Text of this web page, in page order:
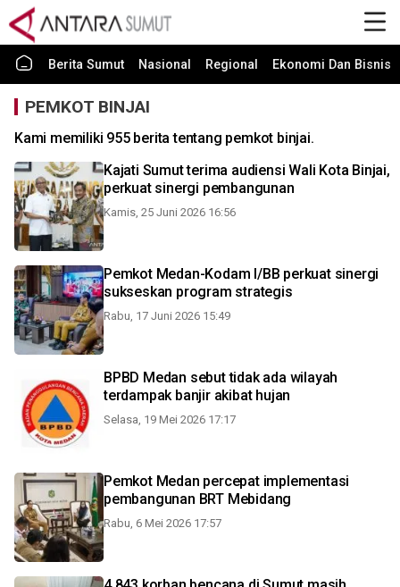
Berita Sumut Nasional Regional Ekonomi Dan Bisnis
PEMKOT BINJAI
Kami memiliki 955 berita tentang pemkot binjai.
Kajati Sumut terima audiensi Wali Kota Binjai,
perkuat sinergi pembangunan
Kamis, 25 Juni 2026 16:56
Pemkot Medan-Kodam I/BB perkuat sinergi
sukseskan program strategis
Rabu, 17 Juni 2026 15:49
BPBD Medan sebut tidak ada wilayah
terdampak banjir akibat hujan
Selasa, 19 Mei 2026 17:17
Pemkot Medan percepat implementasi
pembangunan BRT Mebidang
Rabu, 6 Mei 2026 17:57